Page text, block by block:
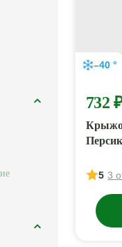
–40 °
732 ₽
5 3